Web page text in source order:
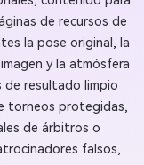
de recursos de
la pose original, la
y la atmósfera
resultado limpio
torneos protegidas,
de árbitros o
falsos,